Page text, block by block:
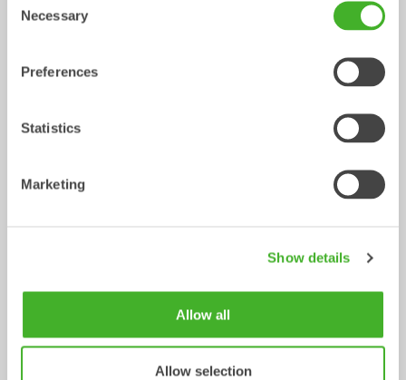
Selection
Necessary
Preferences
Statistics
Marketing
Show details
Allow all
Allow selection